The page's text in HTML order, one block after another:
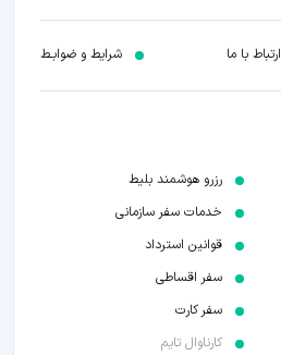
ارتباط با ما شرایط و ضوابـط
رزرو هوشمند بلیط
خدمات سفر سازمانی
قوانین استرداد
سفر اقساطی
سفر کارت
کارناوال تایم